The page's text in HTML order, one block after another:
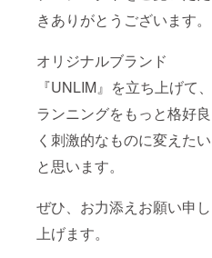
きありがとうございます。
オリジナルブランド
『UNLIM』を立ち上げて、
ランニングをもっと格好良
く刺激的なものに変えたい
と思います。
ぜひ、お力添えお願い申し
上げます。